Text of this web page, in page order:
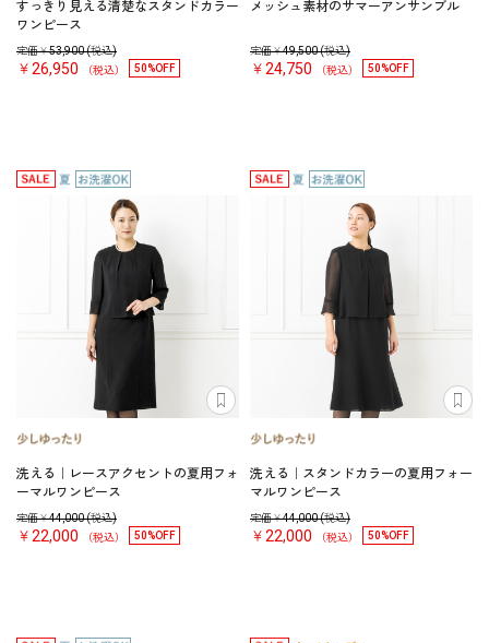
すっきり見える清楚なスタンドカラー
ワンピース
定価￥53,900(税込)
￥26,950 （税込） 50%OFF
メッシュ素材のサマーアンサンブル
定価￥49,500(税込)
￥24,750 （税込） 50%OFF
洗える｜レースアクセントの夏用フォ
ーマルワンピース
定価￥44,000(税込)
￥22,000 （税込） 50%OFF
洗える｜スタンドカラーの夏用フォー
マルワンピース
定価￥44,000(税込)
￥22,000 （税込） 50%OFF